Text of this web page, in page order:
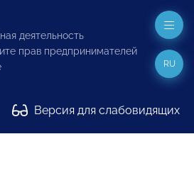
деятельность
прав предпринимателей
Версия для слабовидящих
RU